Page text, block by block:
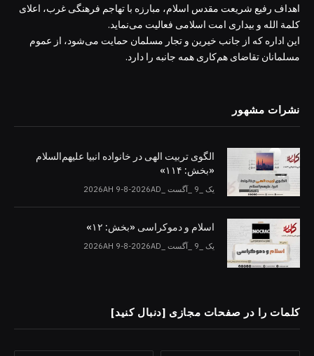
اهداف رفیع شریعت مقدس اسلام، مبارزه با تهاجم فرهنگی غرب، اعلای
کلمة الله و بیداری امت اسلامی فعالیت می‌نماید.
این اداره که از جانب خیرین و تجار مسلمان حمایت می‌شود، از عموم
مسلمانان تقاضای هم‌کاری همه جانبه را دارد.
نشرات مشهور
الگوی تربیت الهی در خانواده انبیا‌‌ علیهم‌السلام
«بخش: ۱۱۴»
یک _9 _آگست _2026AH 9-8-2026AD
اسلام و دموکراسی «بخش: ۱۲»
یک _9 _آگست _2026AH 9-8-2026AD
کلمات را در صفحات مجازی [دنبال کنید]